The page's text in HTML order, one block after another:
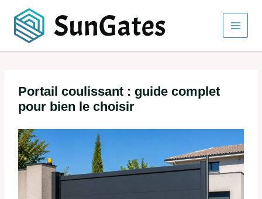
contenu
Portail coulissant : guide complet
pour bien le choisir